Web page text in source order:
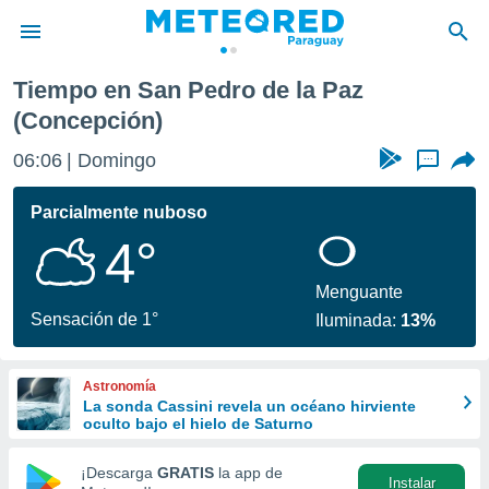
de
por
para
que se
calidad.
las
y
forma
basada
Tiempo en San Pedro de la Paz
(Concepción)
06:06 Domingo ...
Parcialmente nuboso
4°
Sensación de 1°
Menguante
Iluminada: 13%
Astronomía
La sonda Cassini revela un océano hirviente
oculto bajo el hielo de Saturno
¡Descarga GRATIS la app de
Instalar